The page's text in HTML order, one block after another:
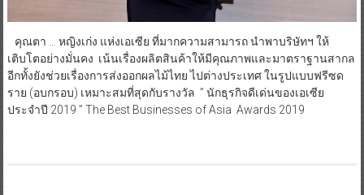
คุณตา … หญิงเก่ง แห่งเอเซีย ที่มากความสามารถ นำพาบริษัทฯ ให้
เติบโตอย่างมั่นคง เน้นเรื่องผลิตสินค้าให้มีคุณภาพและมาตราฐานสากล